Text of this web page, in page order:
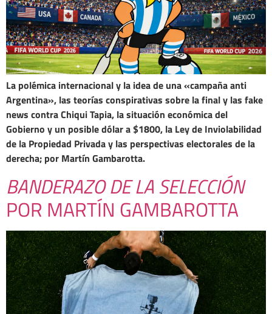
La polémica internacional y la idea de una «campaña anti
Argentina», las teorías conspirativas sobre la final y las fake
news contra Chiqui Tapia, la situación económica del
Gobierno y un posible dólar a $1800, la Ley de Inviolabilidad
de la Propiedad Privada y las perspectivas electorales de la
derecha; por Martín Gambarotta.
BANDERAZO DE LA SELECCIÓN
POR MARTÍN GAMBAROTTA